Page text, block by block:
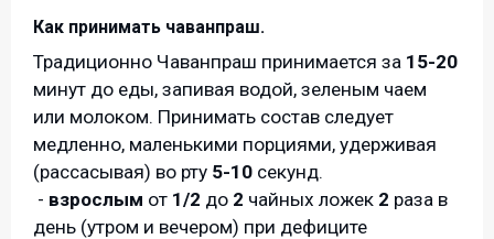
Как принимать чаванпраш.
Традиционно Чаванпраш принимается за 15-20
минут до еды, запивая водой, зеленым чаем
или молоком. Принимать состав следует
медленно, маленькими порциями, удерживая
(рассасывая) во рту 5-10 секунд.
- взрослым от 1/2 до 2 чайных ложек 2 раза в
день (утром и вечером) при дефиците